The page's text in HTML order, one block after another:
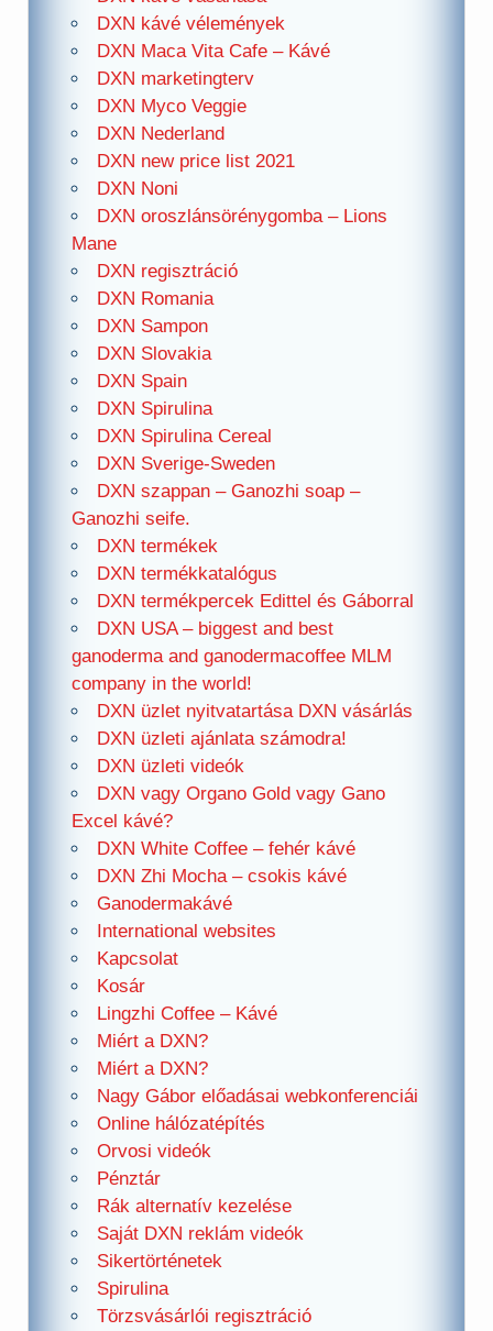
DXN kávé vélemények
DXN Maca Vita Cafe – Kávé
DXN marketingterv
DXN Myco Veggie
DXN Nederland
DXN new price list 2021
DXN Noni
DXN oroszlánsörénygomba – Lions
Mane
DXN regisztráció
DXN Romania
DXN Sampon
DXN Slovakia
DXN Spain
DXN Spirulina
DXN Spirulina Cereal
DXN Sverige-Sweden
DXN szappan – Ganozhi soap –
Ganozhi seife.
DXN termékek
DXN termékkatalógus
DXN termékpercek Edittel és Gáborral
DXN USA – biggest and best
ganoderma and ganodermacoffee MLM
company in the world!
DXN üzlet nyitvatartása DXN vásárlás
DXN üzleti ajánlata számodra!
DXN üzleti videók
DXN vagy Organo Gold vagy Gano
Excel kávé?
DXN White Coffee – fehér kávé
DXN Zhi Mocha – csokis kávé
Ganodermakávé
International websites
Kapcsolat
Kosár
Lingzhi Coffee – Kávé
Miért a DXN?
Miért a DXN?
Nagy Gábor előadásai webkonferenciái
Online hálózatépítés
Orvosi videók
Pénztár
Rák alternatív kezelése
Saját DXN reklám videók
Sikertörténetek
Spirulina
Törzsvásárlói regisztráció